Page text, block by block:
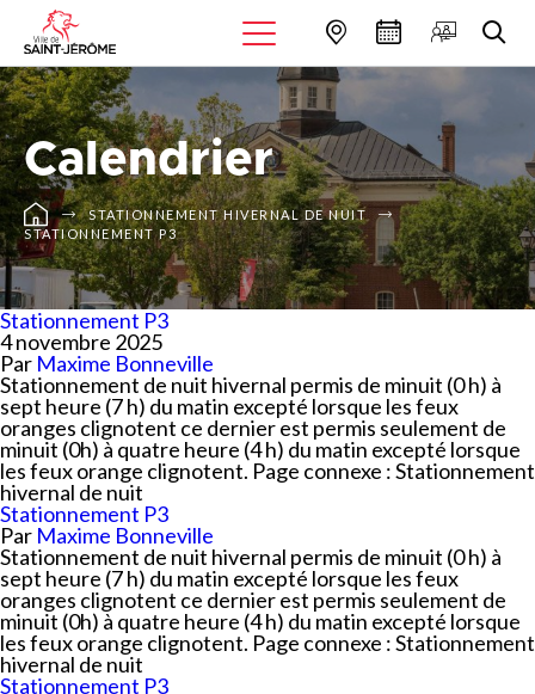
Calendrier
STATIONNEMENT HIVERNAL DE NUIT
STATIONNEMENT P3
Stationnement P3
4 novembre 2025
Par Maxime Bonneville
Stationnement de nuit hivernal permis de minuit (0 h) à
sept heure (7 h) du matin excepté lorsque les feux
oranges clignotent ce dernier est permis seulement de
minuit (0h) à quatre heure (4 h) du matin excepté lorsque
les feux orange clignotent. Page connexe : Stationnement
hivernal de nuit
Stationnement P3
Par Maxime Bonneville
Stationnement de nuit hivernal permis de minuit (0 h) à
sept heure (7 h) du matin excepté lorsque les feux
oranges clignotent ce dernier est permis seulement de
minuit (0h) à quatre heure (4 h) du matin excepté lorsque
les feux orange clignotent. Page connexe : Stationnement
hivernal de nuit
Stationnement P3